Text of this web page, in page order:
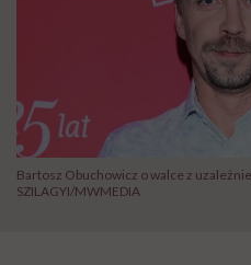
Bartosz Obuchowicz o walce z
SZILAGYI/MWMEDIA